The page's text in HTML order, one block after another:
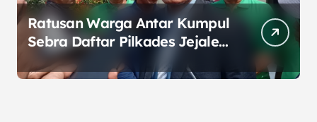
Ratusan Warga Antar Kumpul
Sebra Daftar Pilkades Jejalen
Jaya, Serukan Pemilu Damai